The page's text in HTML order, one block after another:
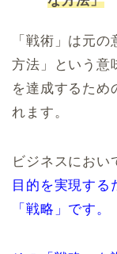
「戦術」は元
方法」という意
を達成するため
れます。
ビジネスにおい
目的を実現する
「戦略」です。